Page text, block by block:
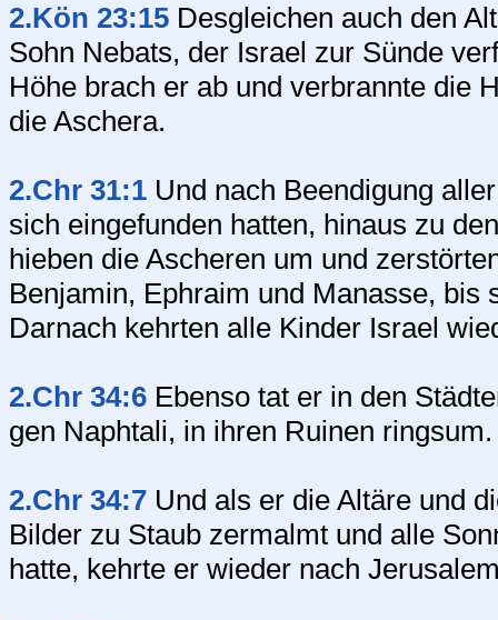
2.Kön 23:15 Desgleichen auch den
Sohn Nebats, der Israel zur Sünde
Höhe brach er ab und verbrannte die
die Aschera.
2.Chr 31:1 Und nach Beendigung
sich eingefunden hatten, hinaus zu
hieben die Ascheren um und
Benjamin, Ephraim und Manasse, bis
Darnach kehrten alle Kinder Israel
2.Chr 34:6 Ebenso tat er in den
gen Naphtali, in ihren Ruinen ringsum.
2.Chr 34:7 Und als er die Altäre und
Bilder zu Staub zermalmt und alle
hatte, kehrte er wieder nach